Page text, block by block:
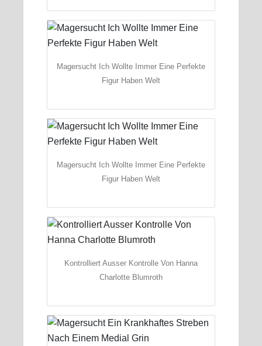
Magersucht Ich Wollte Immer Eine Perfekte
Figur Haben Welt
Magersucht Ich Wollte Immer Eine Perfekte
Figur Haben Welt
Kontrolliert Ausser Kontrolle Von Hanna
Charlotte Blumroth